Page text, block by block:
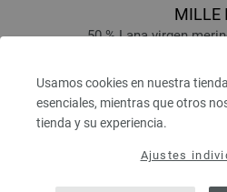
Usamos cookies en nuestra
esenciales, mientras que otros
tienda y su experiencia.
Ajustes
MILLE
50 % Lana virgen
Grosor de las
4,42 $
IVA no incluido, más gastos de
prev